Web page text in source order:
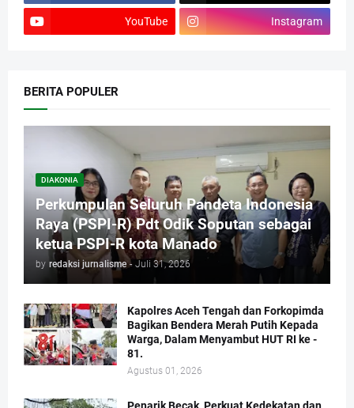
YouTube Instagram
BERITA POPULER
DIAKONIA
Perkumpulan Seluruh Pandeta Indonesia
Raya (PSPI-R) Pdt Odik Soputan sebagai
ketua PSPI-R kota Manado
by redaksi jurnalisme - Juli 31, 2026
Kapolres Aceh Tengah dan Forkopimda
Bagikan Bendera Merah Putih Kepada
Warga, Dalam Menyambut HUT RI ke -
81.
Agustus 01, 2026